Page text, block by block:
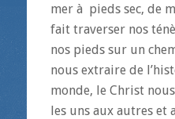
mer à pieds sec, de
fait traverser nos
nos pieds sur un
nous extraire de
monde, le Christ
les uns aux autres et